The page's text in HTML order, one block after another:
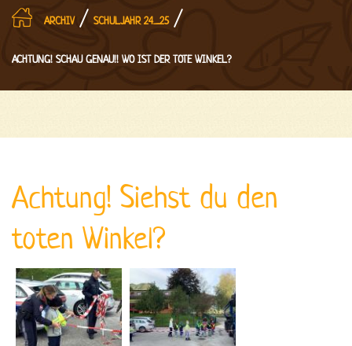
ARCHIV/ SCHULJAHR 24_25/
ACHTUNG! SCHAU GENAU!! WO IST DER TOTE WINKEL?
Achtung! Siehst du den
toten Winkel?